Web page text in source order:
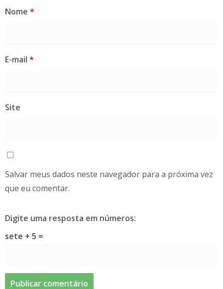
Nome *
E-mail *
Site
Salvar meus dados neste navegador para a próxima vez
que eu comentar.
Digite uma resposta em números:
sete + 5 =